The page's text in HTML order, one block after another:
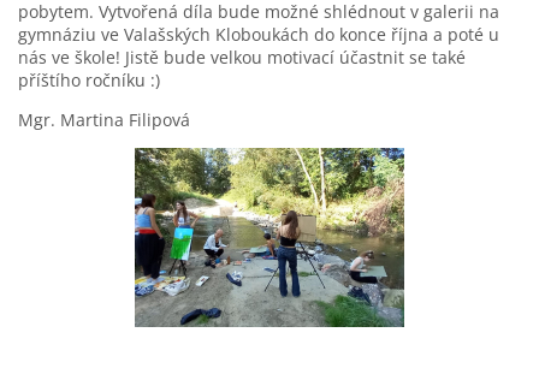
pobytem. Vytvořená díla bude možné shlédnout v galerii na
gymnáziu ve Valašských Kloboukách do konce října a poté u
nás ve škole! Jistě bude velkou motivací účastnit se také
příštího ročníku :)
Mgr. Martina Filipová